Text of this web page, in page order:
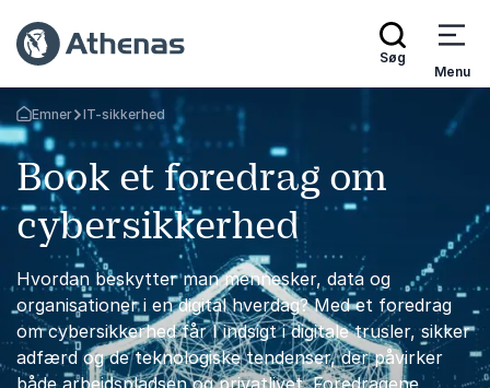
Søg
Menu
Tilbage til forsiden
Emner IT-sikkerhed
Book et foredrag om
cybersikkerhed
Hvordan beskytter man mennesker, data og
organisationer i en digital hverdag? Med et foredrag
om cybersikkerhed får I indsigt i digitale trusler, sikker
adfærd og de teknologiske tendenser, der påvirker
både arbejdspladsen og privatlivet. Foredragene